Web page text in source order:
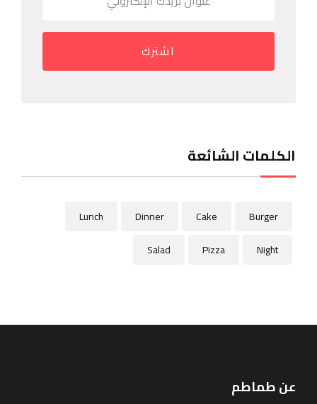
اشترك
الكلمات الشائعة
Burger
Cake
Dinner
Lunch
Night
Pizza
Salad
عن طماطم